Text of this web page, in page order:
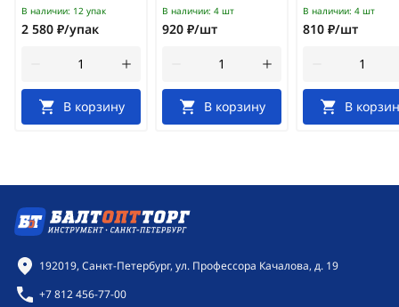
В наличии: 12 упак
2 580 ₽/упак
В корзину
В наличии: 4 шт
920 ₽/шт
В корзину
В наличии: 4 шт
810 ₽/шт
В
Контактная информация
192019, Санкт-Петербург, ул. Профессора Качалова, д. 19
+7 812 456-77-00